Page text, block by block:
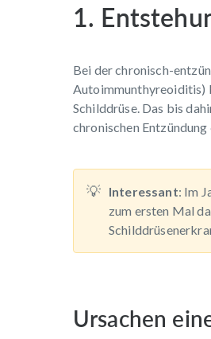
1.
Bei der chronisch-
Autoimmunthyreoiditis)
Schilddrüse. Das bis
chronischen
Interessant: Im
zum ersten Mal
Ursachen